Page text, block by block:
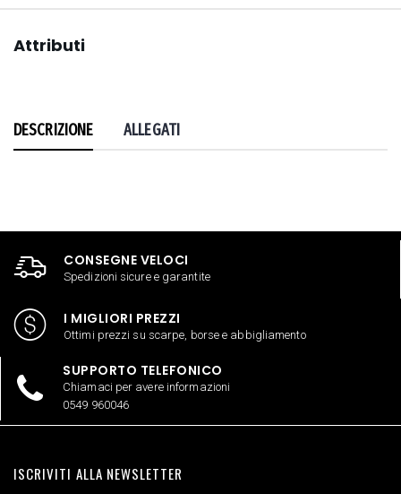
Attributi
DESCRIZIONE ALLEGATI
CONSEGNE VELOCI
Spedizioni sicure e garantite
I MIGLIORI PREZZI
Ottimi prezzi su scarpe, borse e abbigliamento
SUPPORTO TELEFONICO
Chiamaci per avere informazioni
0549 960046
ISCRIVITI ALLA NEWSLETTER